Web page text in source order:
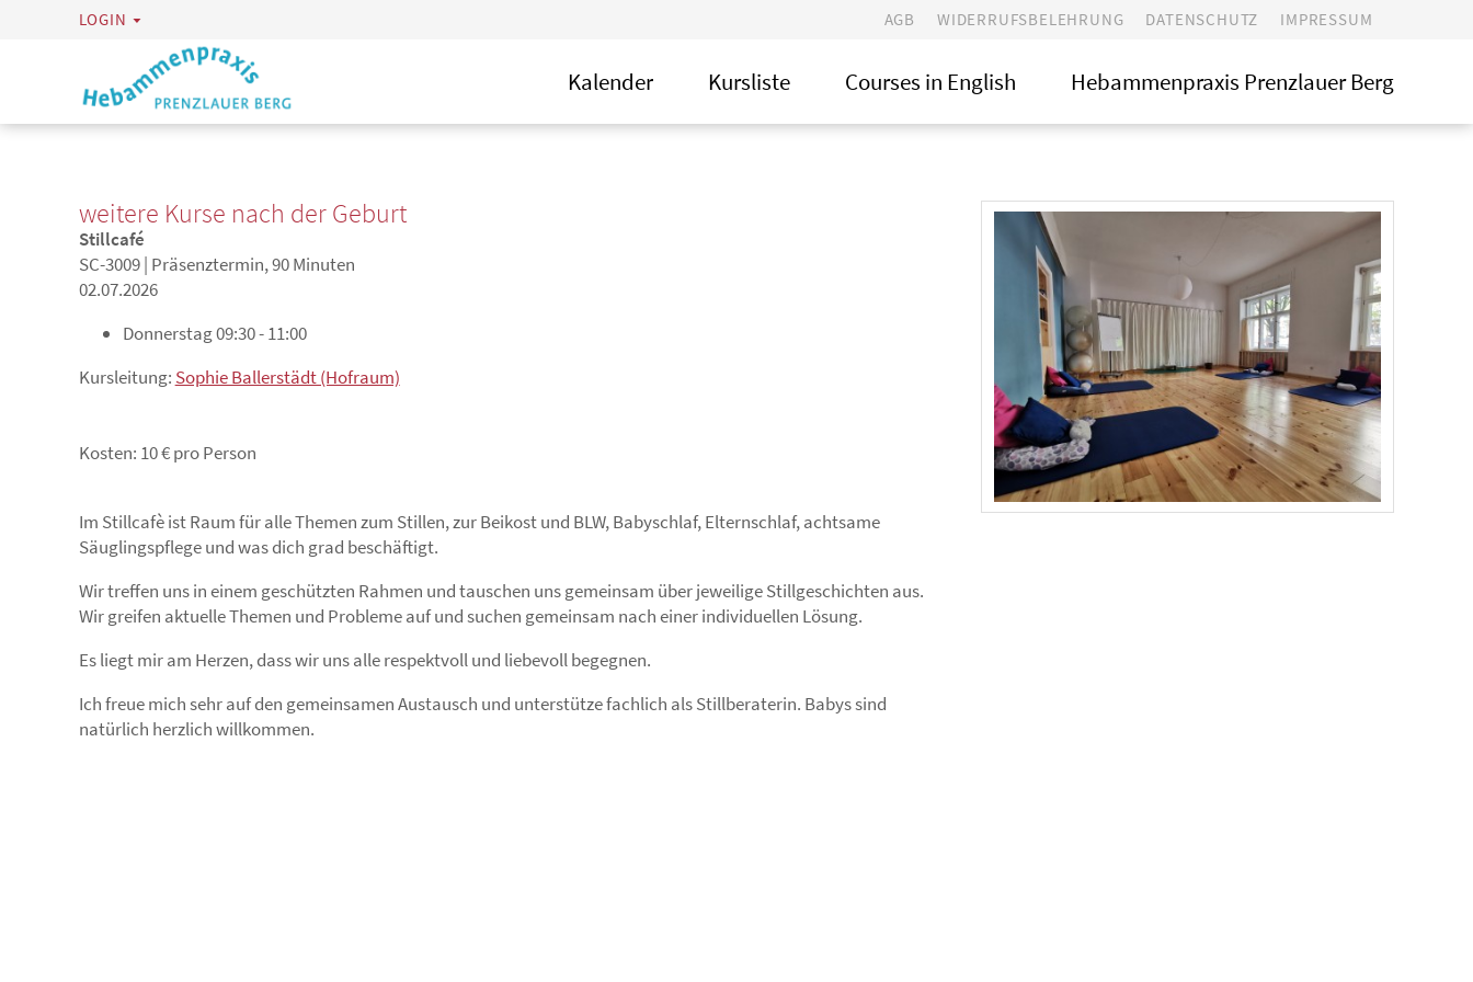
LOGIN AGB WIDERRUFSBELEHRUNG DATENSCHUTZ IMPRESSUM
Kalender Kursliste Courses in English Hebammenpraxis Prenzlauer Berg
weitere Kurse nach der Geburt
Stillcafé
SC-3009 | Präsenztermin, 90 Minuten
02.07.2026
Donnerstag09:30 - 11:00
Kursleitung: Sophie Ballerstädt (Hofraum)
Kosten: 10 € pro Person
Im Stillcafè ist Raum für alle Themen zum Stillen, zur Beikost und BLW, Babyschlaf, Elternschlaf, achtsame
Säuglingspflege und was dich grad beschäftigt.
Wir treffen uns in einem geschützten Rahmen und tauschen uns gemeinsam über jeweilige Stillgeschichten aus.
Wir greifen aktuelle Themen und Probleme auf und suchen gemeinsam nach einer individuellen Lösung.
Es liegt mir am Herzen, dass wir uns alle respektvoll und liebevoll begegnen.
Ich freue mich sehr auf den gemeinsamen Austausch und unterstütze fachlich als Stillberaterin. Babys sind
natürlich herzlich willkommen.